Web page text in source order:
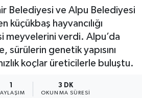
Belediyesi ve Alpu Belediyesi
küçükbaş hayvancılığı
meyvelerini verdi. Alpu’da
sürülerin genetik yapısını
koçlar üreticilerle buluştu.
3 DK
OKUNMA SÜRESI